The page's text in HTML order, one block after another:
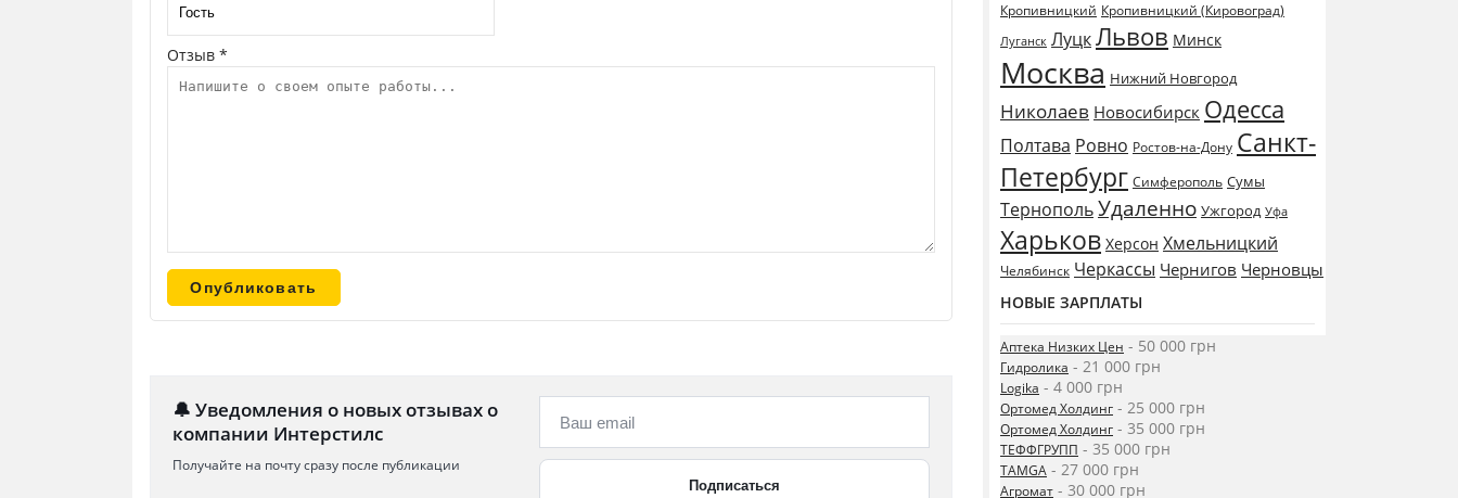
Отзыв *
🔔 Уведомления о новых отзывах о
компании Интерстилс
Получайте на почту сразу после публикации
Кропивницкий Кропивницкий (Кировоград)
Луганск ЛуцкЛьвов Минск
Москва Нижний Новгород
Николаев Новосибирск Одесса
Полтава Ровно Ростов-на-Дону Санкт-
Петербург Симферополь Сумы
ТернопольУдаленно Ужгород Уфа
Харьков Херсон Хмельницкий
Челябинск Черкассы Чернигов Черновцы
НОВЫЕ ЗАРПЛАТЫ
Аптека Низких Цен - 50 000 грн
Гидролика - 21 000 грн
Logika - 4 000 грн
Ортомед Холдинг - 25 000 грн
Ортомед Холдинг - 35 000 грн
ТЕФФГРУПП - 35 000 грн
TAMGA - 27 000 грн
Агромат - 30 000 грн